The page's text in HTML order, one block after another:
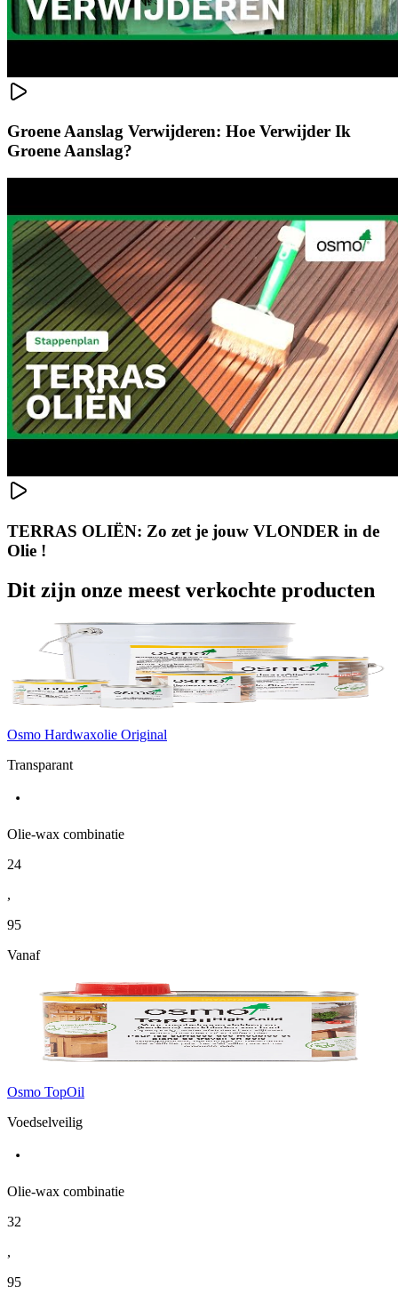
Groene Aanslag Verwijderen: Hoe Verwijder Ik
Groene Aanslag?
TERRAS OLIËN: Zo zet je jouw VLONDER in de
Olie !
Dit zijn onze meest verkochte producten
Osmo Hardwaxolie Original
Transparant
Olie-wax combinatie
24
,
95
Vanaf
Osmo TopOil
Voedselveilig
Olie-wax combinatie
32
,
95